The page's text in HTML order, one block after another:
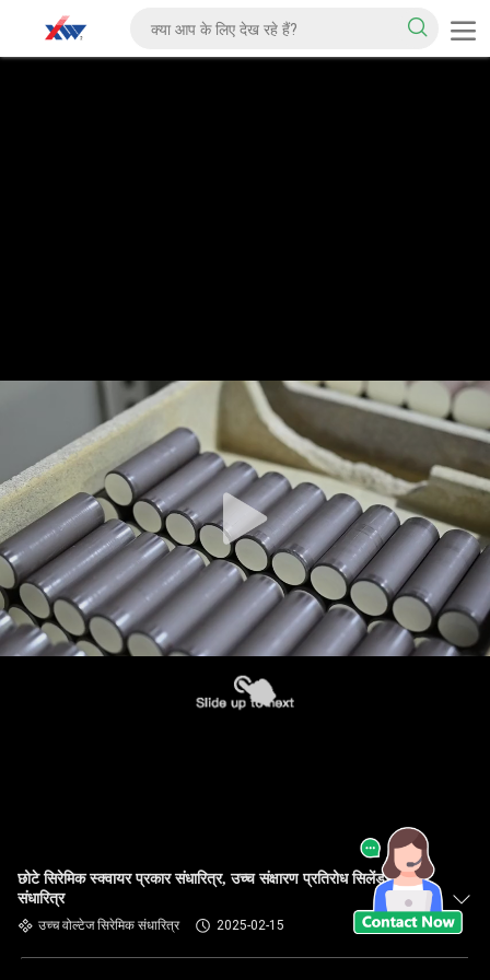
छोटे सिरेमिक स्क्वायर प्रकार संधारित्र, उच्च संक्षारण प्रतिरोध सिलेंडर
संधारित्र
उच्च वोल्टेज सिरेमिक संधारित्र 2025-02-15